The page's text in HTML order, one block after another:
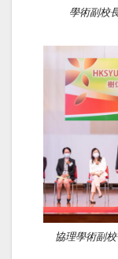
學術副校
協理學術副